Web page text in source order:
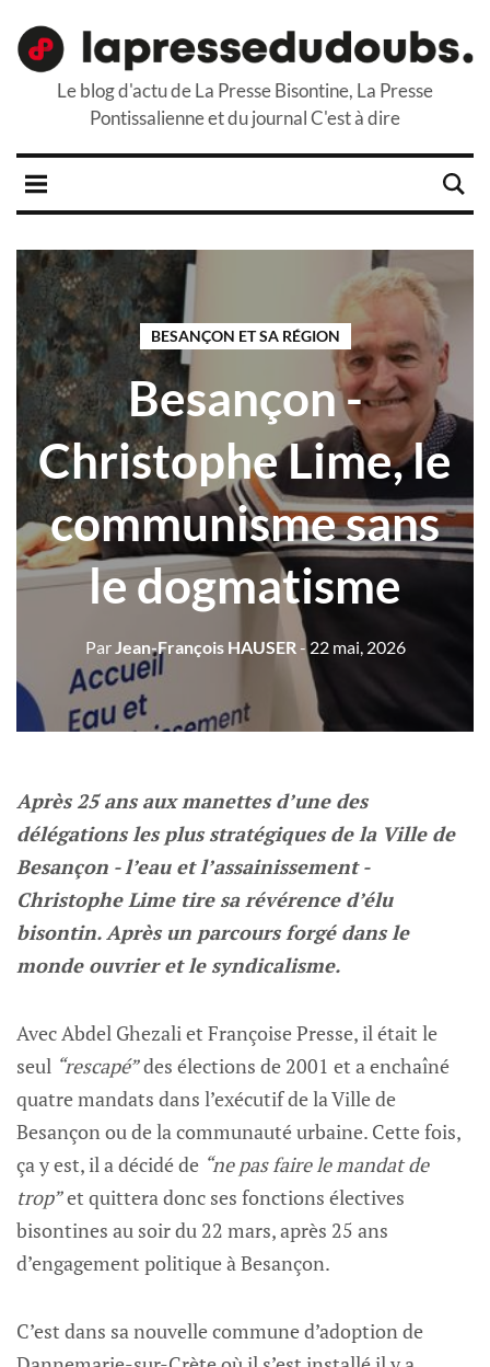
Le blog d'actu de La Presse Bisontine, La Presse
Pontissalienne et du journal C'est à dire
BESANÇON ET SA RÉGION
Besançon -
Christophe Lime, le
communisme sans
le dogmatisme
ParJean-François HAUSER - 22 mai, 2026
Après 25 ans aux manettes d’une des
délégations les plus stratégiques de la Ville de
Besançon - l’eau et l’assainissement -
Christophe Lime tire sa révérence d’élu
bisontin. Après un parcours forgé dans le
monde ouvrier et le syndicalisme.
Avec Abdel Ghezali et Françoise Presse, il était le
seul “rescapé”des élections de 2001 et a enchaîné
quatre mandats dans l’exécutif de la Ville de
Besançon ou de la communauté urbaine. Cette fois,
ça y est, il a décidé de “ne pas faire le mandat de
trop”et quittera donc ses fonctions électives
bisontines au soir du 22 mars, après 25 ans
d’engagement politique à Besançon.
C’est dans sa nouvelle commune d’adoption de